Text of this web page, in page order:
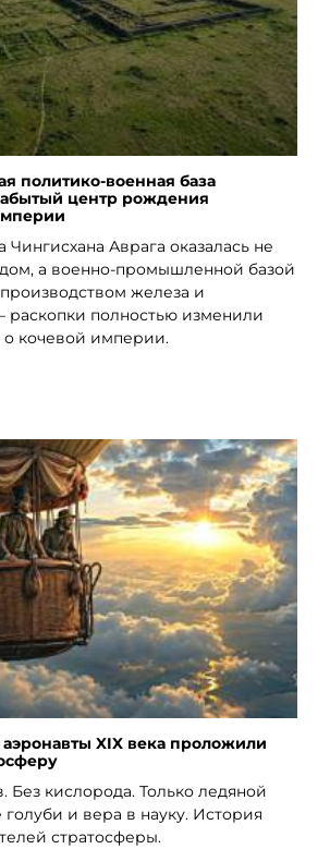
политико-военная база
центр рождения
Чингисхана Аврага оказалась не
а военно-промышленной базой
железа и
полностью изменили
о кочевой империи.
XIX века проложили
Без кислорода. Только ледяной
и вера в науку. История
стратосферы.